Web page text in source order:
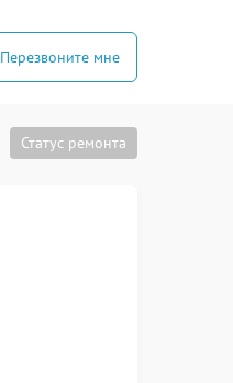
Перезвоните мне
Статус ремонта